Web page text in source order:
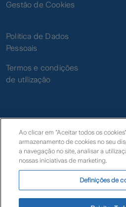
Gestão de Cookies
Política de Dados
Pessoais
Termos e condições
de utilização
Ao clicar em "Aceitar todos os
armazenamento de cookies no seu
a navegação no site, analisar a
nossas iniciativas de marketing.
Definições de